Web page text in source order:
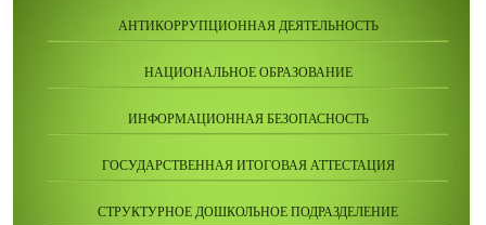
АНТИКОРРУПЦИОННАЯ ДЕЯТЕЛЬНОСТЬ
НАЦИОНАЛЬНОЕ ОБРАЗОВАНИЕ
ИНФОРМАЦИОННАЯ БЕЗОПАСНОСТЬ
ГОСУДАРСТВЕННАЯ ИТОГОВАЯ АТТЕСТАЦИЯ
СТРУКТУРНОЕ ДОШКОЛЬНОЕ ПОДРАЗДЕЛЕНИЕ